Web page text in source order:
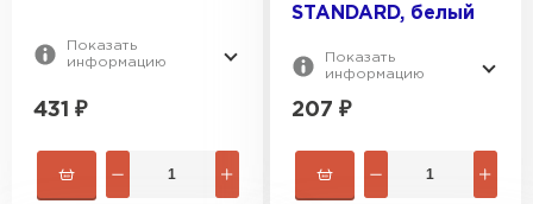
Показать
информацию
431 ₽
STANDARD, белый
Показать
информацию
207 ₽